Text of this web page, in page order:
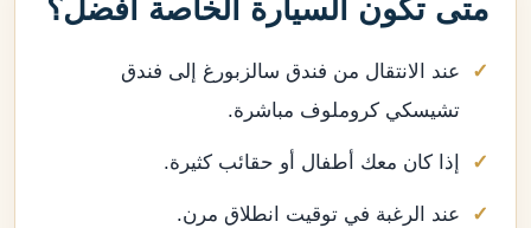
متى تكون السيارة الخاصة أفضل؟
عند الانتقال من فندق سالزبورغ إلى فندق
تشيسكي كروملوف مباشرة.
إذا كان معك أطفال أو حقائب كثيرة.
عند الرغبة في توقيت انطلاق مرن.